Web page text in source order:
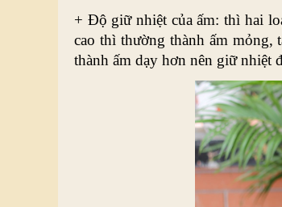
+ Độ giữ nhiệt của ấm: thì hai
cao thì thường thành ấm
thành ấm dạy hơn nên giữ nhiệt